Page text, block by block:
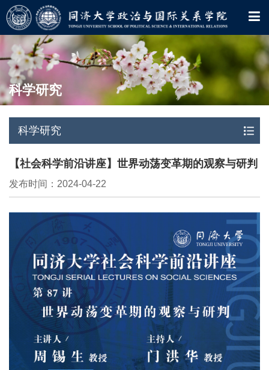
科学研究
科学研究
【社会科学前沿讲座】世界动荡变革期的观察与研判
发布时间：2024-04-22